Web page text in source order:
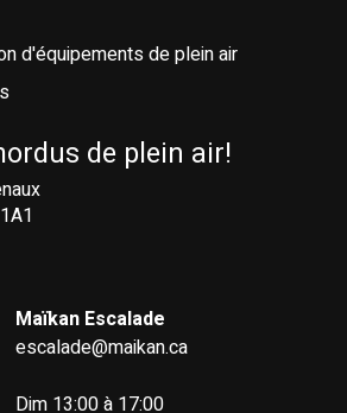
d'équipements de plein air
de plein air!
Maïkan Escalade
escalade@maikan.ca
Dim 13:00 à 17:00